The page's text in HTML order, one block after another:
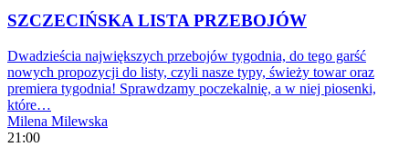
SZCZECIŃSKA LISTA PRZEBOJÓW
Dwadzieścia największych przebojów tygodnia, do tego garść
nowych propozycji do listy, czyli nasze typy, świeży towar oraz
premiera tygodnia! Sprawdzamy poczekalnię, a w niej piosenki,
które…
Milena Milewska
21:00